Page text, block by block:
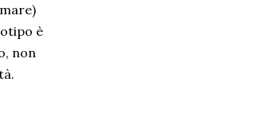
è
non